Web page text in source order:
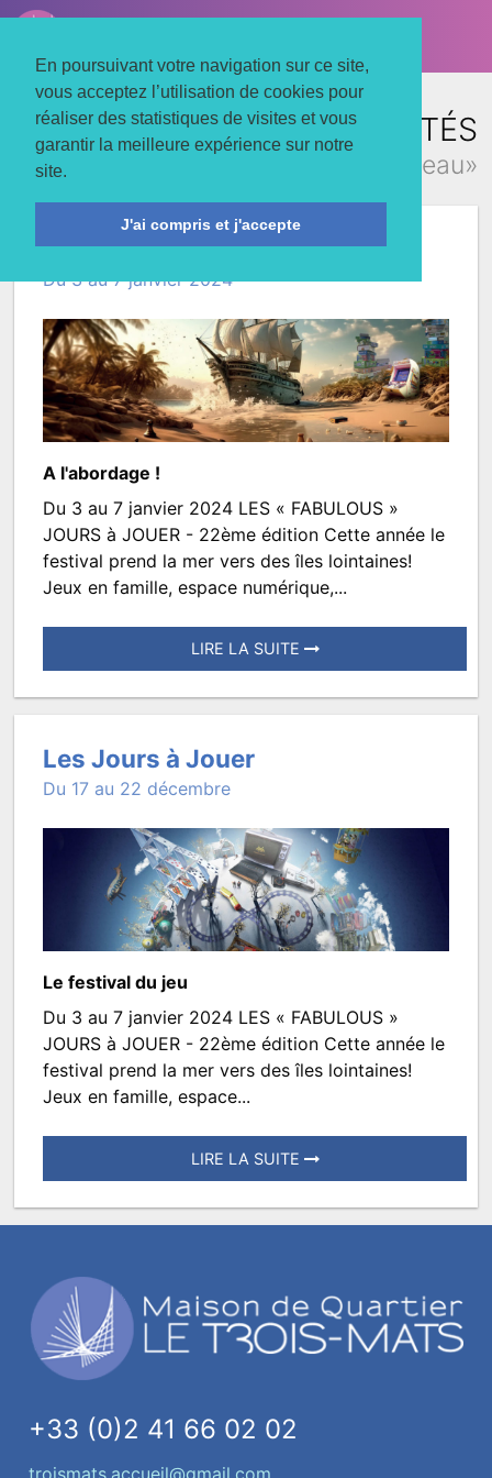
En poursuivant votre navigation sur ce site,
vous acceptez l’utilisation de cookies pour
réaliser des statistiques de visites et vous
garantir la meilleure expérience sur notre
site.
J'ai compris et j'accepte
LE TROIS MATS
TOUTES LES ACTUALITÉS
concernant «jeu de plateau»
Les Jours à Jouer
Du 3 au 7 janvier 2024
A l'abordage !
Les
Jours
à
Du 3 au 7 janvier 2024 LES « FABULOUS »
JOURS à JOUER - 22ème édition Cette année le
festival prend la mer vers des îles lointaines!
Jeux en famille, espace numérique,...
LIRE LA SUITE
Posté
13
décembre
à
TROISMATS.JEUNESSE
Les Jours à Jouer
Du 17 au 22 décembre
Le festival du jeu
Les
Jours
à
Du 3 au 7 janvier 2024 LES « FABULOUS »
JOURS à JOUER - 22ème édition Cette année le
festival prend la mer vers des îles lointaines!
Jeux en famille, espace...
LIRE LA SUITE
Posté
décembre
2022
à
13:48.
par
+33 (0)2 41 66 02 02
troismats.accueil@gmail.com